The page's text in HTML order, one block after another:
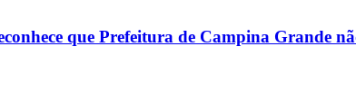
que Prefeitura de Campina Grande